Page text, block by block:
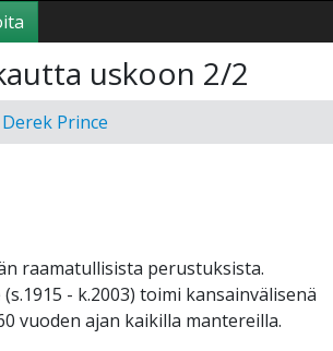
uskoon 2/2
Derek Prince
raamatullisista perustuksista.
- k.2003) toimi kansainvälisenä
vuoden ajan kaikilla mantereilla.